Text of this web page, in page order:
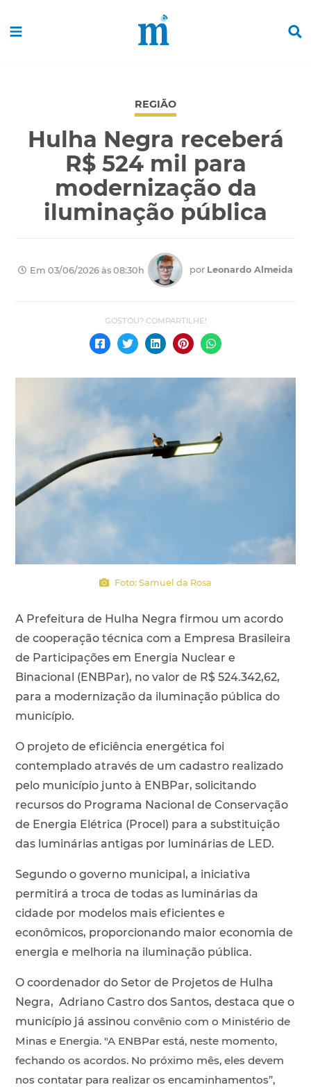
REGIÃO
Hulha Negra receberá
R$ 524 mil para
modernização da
iluminação pública
Em 03/06/2026 às 08:30h por Leonardo Almeida
Foto: Samuel da Rosa
A Prefeitura de Hulha Negra firmou um acordo
de cooperação técnica com a Empresa Brasileira
de Participações em Energia Nuclear e
Binacional (ENBPar), no valor de R$ 524.342,62,
para a modernização da iluminação pública do
município.
O projeto de eficiência energética foi
contemplado através de um cadastro realizado
pelo município junto à ENBPar, solicitando
recursos do Programa Nacional de Conservação
de Energia Elétrica (Procel) para a substituição
das luminárias antigas por luminárias de LED.
Segundo o governo municipal, a iniciativa
permitirá a troca de todas as luminárias da
cidade por modelos mais eficientes e
econômicos, proporcionando maior economia de
energia e melhoria na iluminação pública.
O coordenador do Setor de Projetos de Hulha
Negra, Adriano Castro dos Santos, destaca que o
município já assinou convênio com o Ministério de
Minas e Energia. "A ENBPar está, neste momento,
fechando os acordos. No próximo mês, eles devem
nos contatar para realizar os encaminhamentos”,